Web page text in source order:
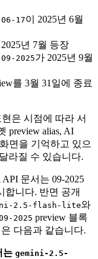
17이 2025년 6월
년 7월 등장
2025가 2025년 9월
를 3월 31일에 종료
은 시점에 따라 서
preview alias, AI
면을 기억하고 있으
라질 수 있습니다.
문서는 09-2025
합니다. 반면 공개
2.5-flash-lite와
2025 preview 블록
다음과 같습니다.
는 gemini-2.5-